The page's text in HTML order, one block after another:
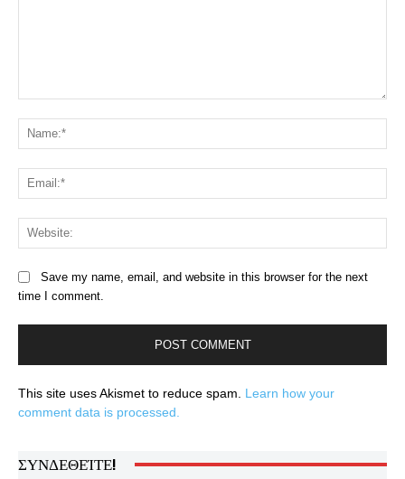
Save my name, email, and website in this browser for the next
time I comment.
This site uses Akismet to reduce spam. Learn how your
comment data is processed.
ΣΥΝΔΕΘΕΊΤΕ!